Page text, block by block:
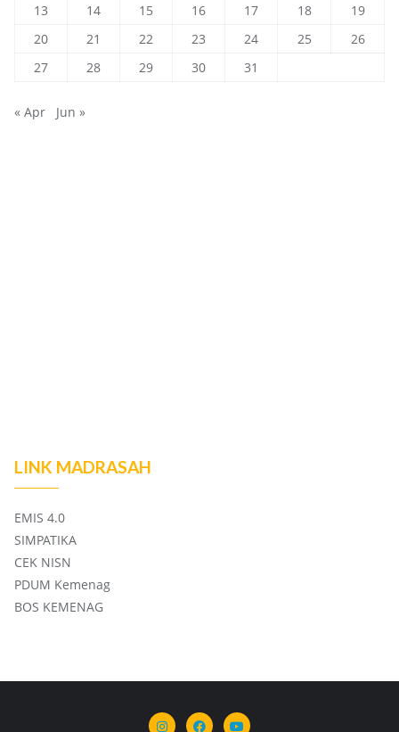
13
14 15 16 17 18
19
20
21 22 23 24 25
26
27
28 29 30 31
« Apr Jun »
LINK MADRASAH
EMIS 4.0
SIMPATIKA
CEK NISN
PDUM Kemenag
BOS KEMENAG